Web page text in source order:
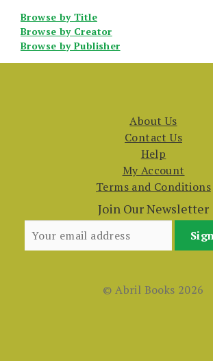
Browse by Title
Browse by Creator
Browse by Publisher
About Us
Contact Us
Help
My Account
Terms and Conditions
Join Our Newsletter
© Abril Books 2026